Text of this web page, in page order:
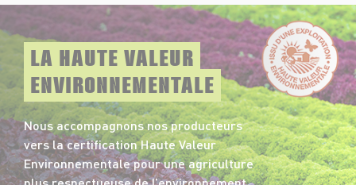
LA HAUTE VALEUR
ENVIRONNEMENTALE
Nous accompagnons nos producteurs
vers la certification Haute Valeur
Environnementale pour une agriculture